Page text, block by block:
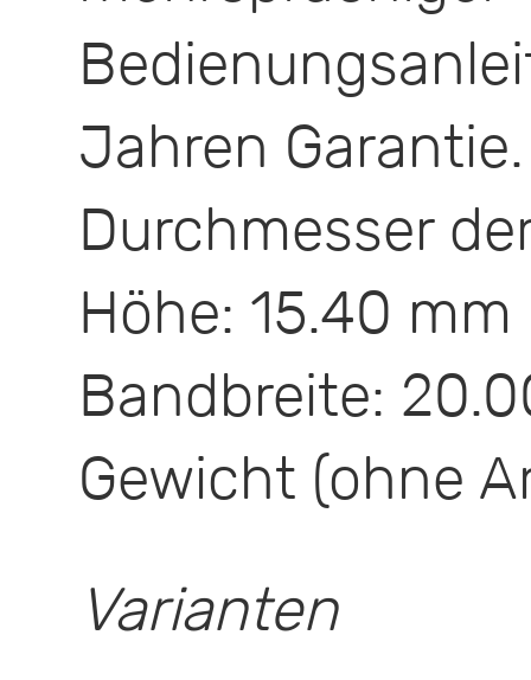
Jahren Garantie.
Durchmesser
Höhe: 15.40 mm
Bandbreite:
Gewicht (ohne
Varianten